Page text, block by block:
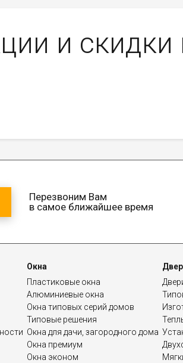
и
Перезвоним Вам
в самое ближайшее время
Окна
Пластиковые окна
Алюминиевые окна
Окна типовых серий домов
Типовые решения
Окна для дачи, загородного дома
Окна премиум
Окна эконом